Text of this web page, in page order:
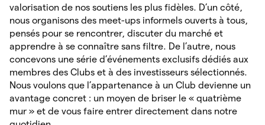
valorisation de nos soutiens les plus fidèles. D’un côté,
nous organisons des meet-ups informels ouverts à tous,
pensés pour se rencontrer, discuter du marché et
apprendre à se connaître sans filtre. De l’autre, nous
concevons une série d’événements exclusifs dédiés aux
membres des Clubs et à des investisseurs sélectionnés.
Nous voulons que l’appartenance à un Club devienne un
avantage concret : un moyen de briser le « quatrième
mur » et de vous faire entrer directement dans notre